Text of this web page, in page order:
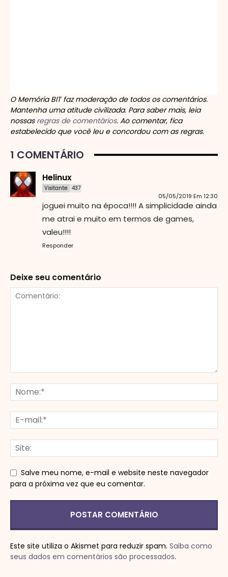
O Memória BIT faz moderação de todos os comentários.
Mantenha uma atitude civilizada. Para saber mais, leia
nossas regras de comentários. Ao comentar, fica
estabelecido que você leu e concordou com as regras.
1 COMENTÁRIO
Helinux
Visitante 437
05/05/2019 Em 12:30
joguei muito na época!!!! A simplicidade ainda
me atrai e muito em termos de games,
valeu!!!!
Responder
Deixe seu comentário
Salve meu nome, e-mail e website neste navegador
para a próxima vez que eu comentar.
Este site utiliza o Akismet para reduzir spam. Saiba como
seus dados em comentários são processados.